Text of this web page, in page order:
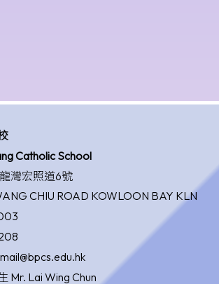
Catholic School
灣宏照道6號
CHIU ROAD KOWLOON BAY KLN
Mr. Lai Wing Chun